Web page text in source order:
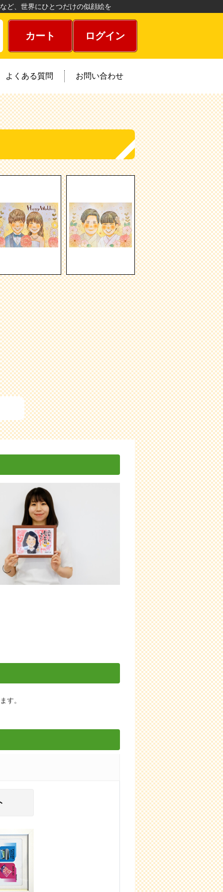
ど、世界にひとつだけの似顔絵を
カート ログイン
よくある質問 お問い合わせ
す。